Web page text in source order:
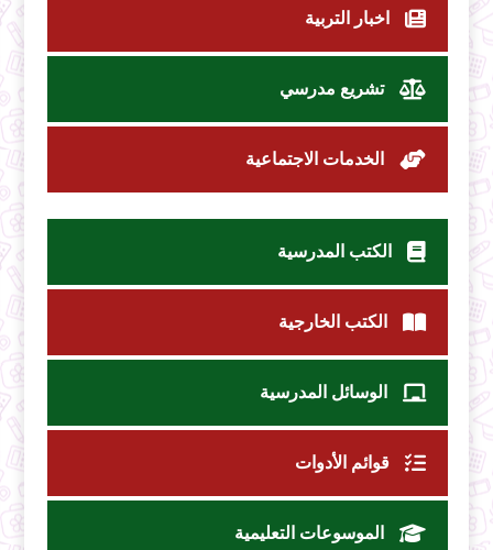
اخبار التربية
تشريع مدرسي
الخدمات الاجتماعية
الكتب المدرسية
الكتب الخارجية
الوسائل المدرسية
قوائم الأدوات
الموسوعات التعليمية